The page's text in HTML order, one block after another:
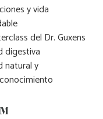
y vida
del Dr. Guxens
digestiva
natural y